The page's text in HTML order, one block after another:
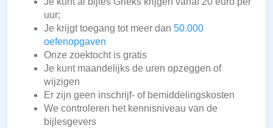
uur;
Je krijgt toegang tot meer dan 50.000
oefenopgaven
Onze zoektocht is gratis
Je kunt maandelijks de uren opzeggen of
wijzigen
Er zijn geen inschrijf- of bemiddelingskosten
We controleren het kennisniveau van de
bijlesgevers